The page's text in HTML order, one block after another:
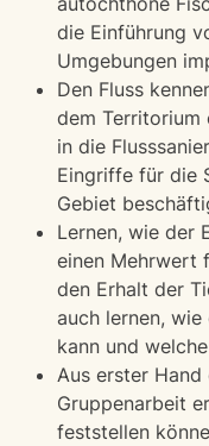
die Einführung
Umgebungen
Den Fluss
dem Territorium
in die
Eingriffe für die
Gebiet
Lernen, wie der
einen Mehrwert
den Erhalt der
auch lernen,
kann und
Aus erster
Gruppenarbeit
feststellen